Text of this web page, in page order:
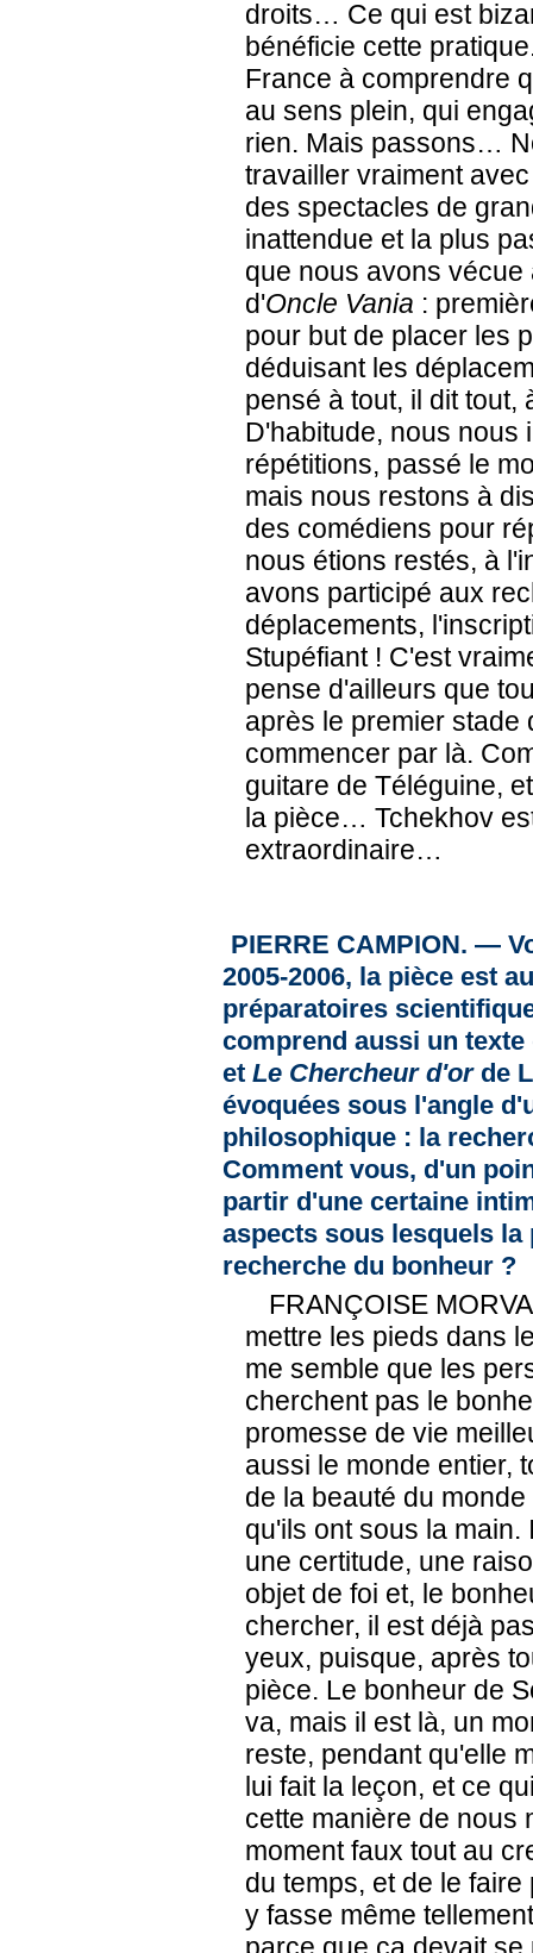
droits… Ce qui est
bénéficie cette
France à comprendre
au sens plein, qui
rien. Mais passons…
travailler vraiment
des spectacles de
inattendue et la plus
que nous avons
d'Oncle Vania :
pour but de placer les
déduisant les
pensé à tout, il dit
D'habitude, nous nous
répétitions, passé le
mais nous restons à
des comédiens pour
nous étions restés, à
avons participé aux
déplacements,
Stupéfiant ! C'est
pense d'ailleurs que
après le premier stade
commencer par là.
guitare de Téléguine,
la pièce… Tchekhov
extraordinaire…
PIERRE CAMPION. —
2005-2006, la pièce est
préparatoires
comprend aussi un
et Le Chercheur d'orde
évoquées sous l'angle
philosophique : la
Comment vous, d'un
partir d'une certaine
aspects sous lesquels la
recherche du bonheur ?
FRANÇOISE
mettre les pieds dans
me semble que les
cherchent pas le
promesse de vie
aussi le monde entier,
de la beauté du
qu'ils ont sous la
une certitude, une
objet de foi et, le
chercher, il est déjà
yeux, puisque, après
pièce. Le bonheur de
va, mais il est là, un
reste, pendant qu'elle
lui fait la leçon, et ce
cette manière de nous
moment faux tout au
du temps, et de le
y fasse même
parce que ça devait